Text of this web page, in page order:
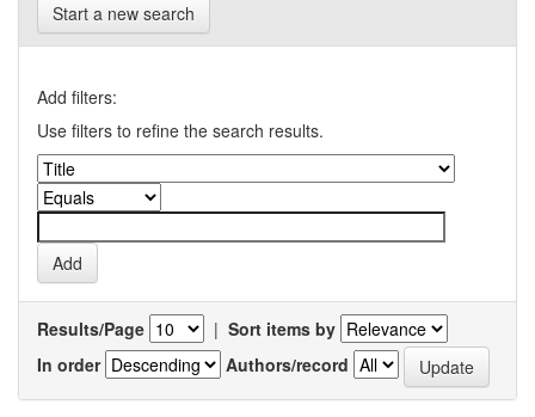
Start a new search
Add filters:
Use filters to refine the search results.
Results/Page | Sort items by
In order
Authors/record